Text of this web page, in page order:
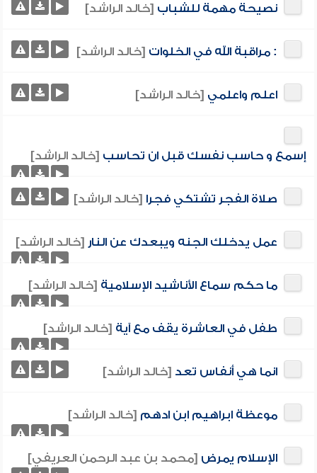
نصيحة مهمة للشباب [خالد الراشد]
: مراقبة الله في الخلوات [خالد الراشد]
اعلم واعلمي [خالد الراشد]
إسمع و حاسب نفسك قبل ان تحاسب [خالد الراشد]
صلاة الفجر تشتكي فجرا [خالد الراشد]
عمل يدخلك الجنه ويبعدك عن النار [خالد الراشد]
ما حكم سماع الأناشيد الإسلامية [خالد الراشد]
طفل في العاشرة يقف مع آية [خالد الراشد]
انما هي أنفاس تعد [خالد الراشد]
موعظة ابراهيم ابن ادهم [خالد الراشد]
الإسلام يمرض [محمد بن عبد الرحمن العريفي]